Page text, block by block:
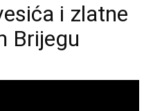
i zlatne
Brijegu